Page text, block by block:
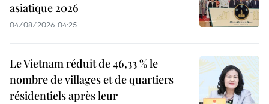
asiatique 2026
04/08/2026 04:25
Le Vietnam réduit de 46,33 % le
nombre de villages et de quartiers
résidentiels après leur